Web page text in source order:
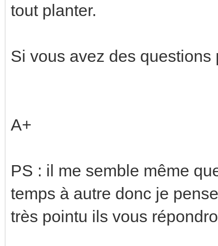
tout planter.
Si vous avez des
A+
PS : il me semble même
temps à autre donc je
très pointu ils vous